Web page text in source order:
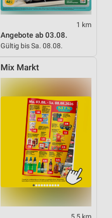
1 km
Angebote ab 03.08.
Gültig bis Sa. 08.08.
Mix Markt
5,5 km